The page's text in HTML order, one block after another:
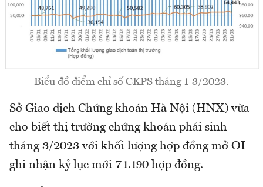
Biểu đồ điểm chỉ số CKPS tháng 1-3/2023.
Sở Giao dịch Chứng khoán Hà Nội (HNX) vừa
cho biết thị trường chứng khoán phái sinh
tháng 3/2023 với khối lượng hợp đồng mở OI
ghi nhận kỷ lục mới 71.190 hợp đồng.